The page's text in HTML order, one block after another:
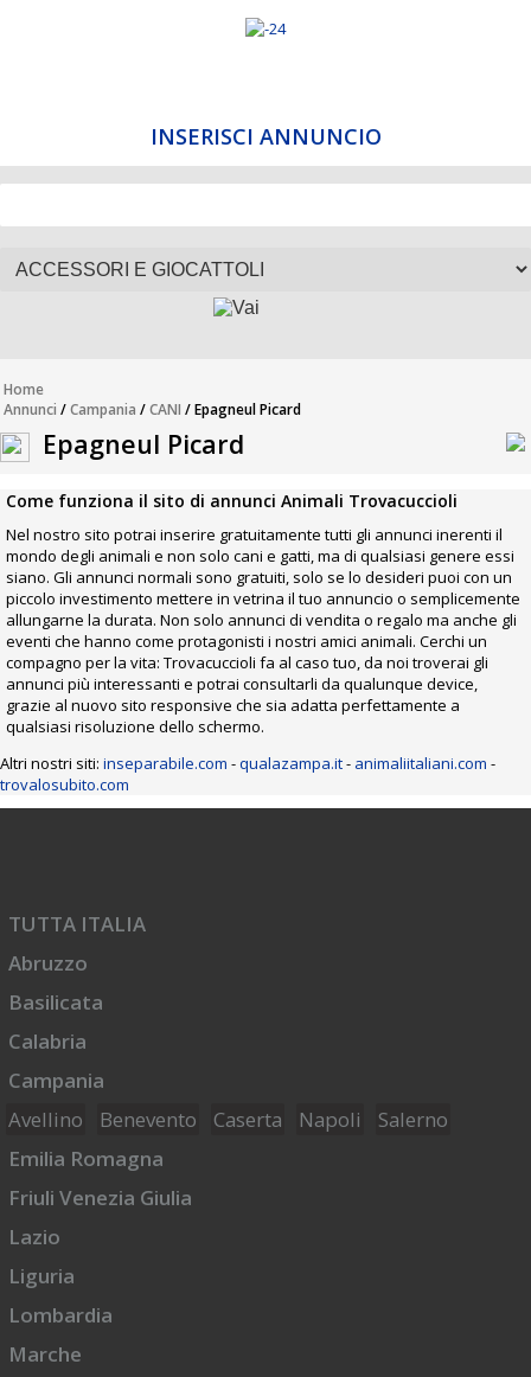
INSERISCI ANNUNCIO
Home
Annunci /Campania /CANI / Epagneul Picard
Epagneul Picard
Come funziona il sito di annunci Animali Trovacuccioli
Nel nostro sito potrai inserire gratuitamente tutti gli annunci inerenti il
mondo degli animali e non solo cani e gatti, ma di qualsiasi genere essi
siano. Gli annunci normali sono gratuiti, solo se lo desideri puoi con un
piccolo investimento mettere in vetrina il tuo annuncio o semplicemente
allungarne la durata. Non solo annunci di vendita o regalo ma anche gli
eventi che hanno come protagonisti i nostri amici animali. Cerchi un
compagno per la vita: Trovacuccioli fa al caso tuo, da noi troverai gli
annunci più interessanti e potrai consultarli da qualunque device,
grazie al nuovo sito responsive che sia adatta perfettamente a
qualsiasi risoluzione dello schermo.
Altri nostri siti: inseparabile.com -qualazampa.it- animaliitaliani.com -
trovalosubito.com
TUTTA ITALIA
Abruzzo
Basilicata
Calabria
Campania
Avellino
Benevento Caserta Napoli
Salerno
Emilia Romagna
Friuli Venezia Giulia
Lazio
Liguria
Lombardia
Marche